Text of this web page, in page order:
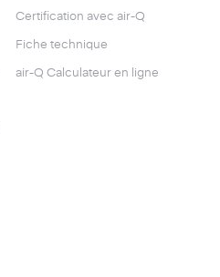
Certification avec air-Q
Fiche technique
air-Q Calculateur en ligne